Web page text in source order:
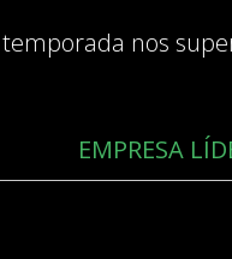
nos
EMPRESA